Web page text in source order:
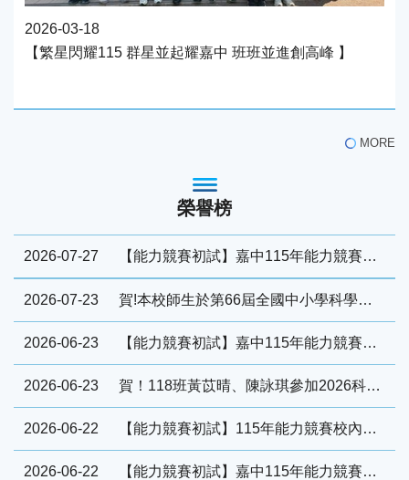
2026-03-18
【繁星閃耀115 群星並起耀嘉中 班班並進創高峰 】
MORE
榮譽榜
2026-07-27 【能力競賽初試】嘉中115年能力競賽校內初賽數學科得獎名單
2026-07-23 賀!本校師生於第66屆全國中小學科學展覽會榮獲佳績
2026-06-23 【能力競賽初試】嘉中115年能力競賽校內初賽化學科得獎名單
2026-06-23 賀！118班黃苡晴、陳詠琪參加2026科學探究競賽榮獲銅獎
2026-06-22 【能力競賽初試】115年能力競賽校內初賽【生物科】得獎名單
2026-06-22 【能力競賽初試】嘉中115年能力競賽校內初賽物理科得獎名單